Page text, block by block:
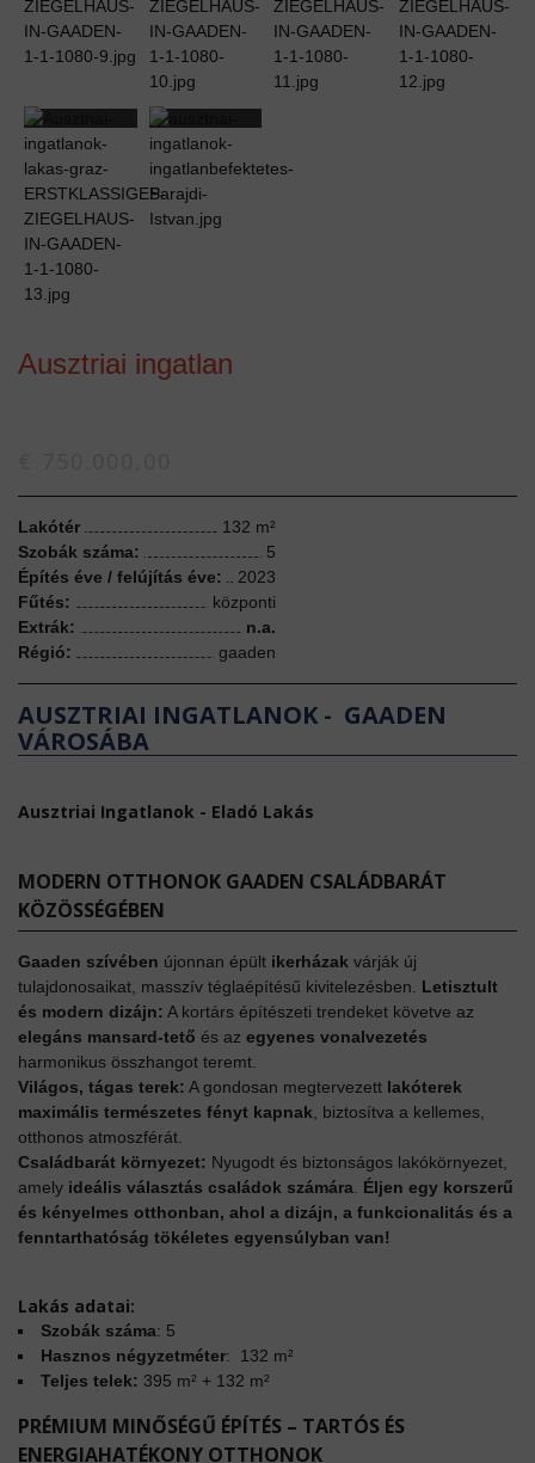
Ausztriai ingatlan
Lakótér 132 m²
Szobák száma:
5
Építés éve / felújítás éve:
2023
Fűtés:
központi
Extrák:
n.a.
Régió:
gaaden
AUSZTRIAI INGATLANOK - GAADEN
VÁROSÁBA
Ausztriai Ingatlanok - Eladó Lakás
MODERN OTTHONOK GAADEN CSALÁDBARÁT
KÖZÖSSÉGÉBEN
Gaaden szívében újonnan épült ikerházak várják új
tulajdonosaikat, masszív téglaépítésű kivitelezésben. Letisztult
és modern dizájn: A kortárs építészeti trendeket követve az
elegáns mansard-tető és az egyenes vonalvezetés
harmonikus összhangot teremt.
Világos, tágas terek: A gondosan megtervezett lakóterek
maximális természetes fényt kapnak, biztosítva a kellemes,
otthonos atmoszférát.
Családbarát környezet: Nyugodt és biztonságos lakókörnyezet,
amely ideális választás családok számára. Éljen egy korszerű
és kényelmes otthonban, ahol a dizájn, a funkcionalitás és a
fenntarthatóság tökéletes egyensúlyban van!
Lakás adatai:
Szobák száma: 5
Hasznos négyzetméter: 132 m²
Teljes telek: 395 m² + 132 m²
PRÉMIUM MINŐSÉGŰ ÉPÍTÉS – TARTÓS ÉS
ENERGIAHATÉKONY OTTHONOK